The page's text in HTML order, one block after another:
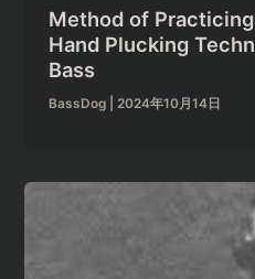
Method of
Hand Plucking
Bass
BassDog |2024年10月14日